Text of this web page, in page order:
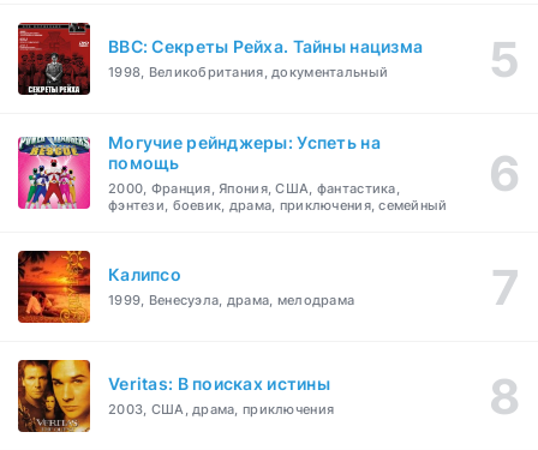
BBC: Секреты Рейха. Тайны нацизма
1998, Великобритания, документальный
Могучие рейнджеры: Успеть на
помощь
2000, Франция, Япония, США, фантастика,
фэнтези, боевик, драма, приключения, семейный
Калипсо
1999, Венесуэла, драма, мелодрама
Veritas: В поисках истины
2003, США, драма, приключения